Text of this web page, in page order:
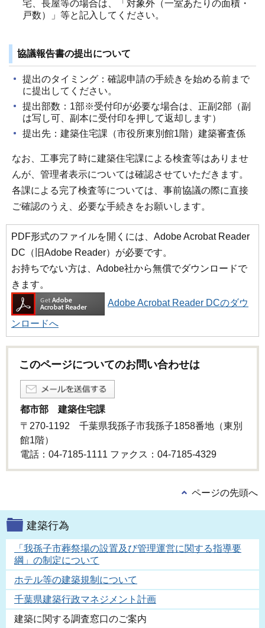
宅、長屋等の場合は、「対象外（一室あたりの面積・
戸数）」等と記入してください。
協議報告書の提出について
提出のタイミング：確認申請の手続きを始める前まで
に提出してください。
提出部数：1部※受付印が必要な場合は、正副2部（副
は写し可、副本に受付印を押して返却します）
提出先：建築住宅課（市役所東別館1階）建築審査係
なお、工事完了時に建築住宅課による検査等はありませ
んが、管理者表示については確認させていただきます。
各課による完了検査等については、事前協議の際に直接
ご確認のうえ、必要な手続きをお願いします。
PDF形式のファイルを開くには、Adobe Acrobat Reader
DC（旧Adobe Reader）が必要です。
お持ちでない方は、Adobe社から無償でダウンロードで
きます。
Adobe Acrobat Reader DCのダウ
ンロードへ
このページについてのお問い合わせは
都市部 建築住宅課
〒270-1192 千葉県我孫子市我孫子1858番地（東別
館1階）
電話：04-7185-1111 ファクス：04-7185-4329
ページの先頭へ
建築行為
「我孫子市葬祭場の設置及び管理運営に関する指導要
綱」の制定について
ホテル等の建築規制について
千葉県建築行政マネジメント計画
建築に関する調査窓口のご案内